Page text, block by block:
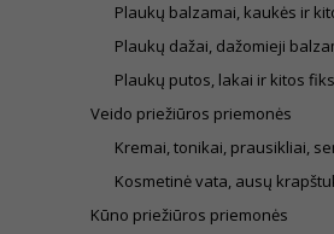
Plaukų balzamai, kaukės ir
Plaukų dažai, dažomieji
Plaukų putos, lakai ir kitos
Veido priežiūros priemonės
Kremai, tonikai, prausikliai,
Kosmetinė vata, ausų
Kūno priežiūros priemonės